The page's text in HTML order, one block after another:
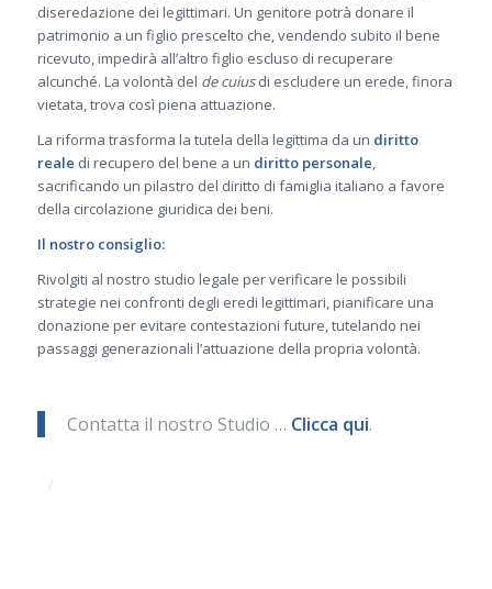
diseredazione dei legittimari. Un genitore potrà donare il
patrimonio a un figlio prescelto che, vendendo subito il bene
ricevuto, impedirà all’altro figlio escluso di recuperare
alcunché. La volontà del de cuiusdi escludere un erede, finora
vietata, trova così piena attuazione.
La riforma trasforma la tutela della legittima da un diritto
reale di recupero del bene a un diritto personale,
sacrificando un pilastro del diritto di famiglia italiano a favore
della circolazione giuridica dei beni.
Il nostro consiglio:
Rivolgiti al nostro studio legale per verificare le possibili
strategie nei confronti degli eredi legittimari, pianificare una
donazione per evitare contestazioni future, tutelando nei
passaggi generazionali l’attuazione della propria volontà.
Contatta il nostro Studio … Clicca qui.
/